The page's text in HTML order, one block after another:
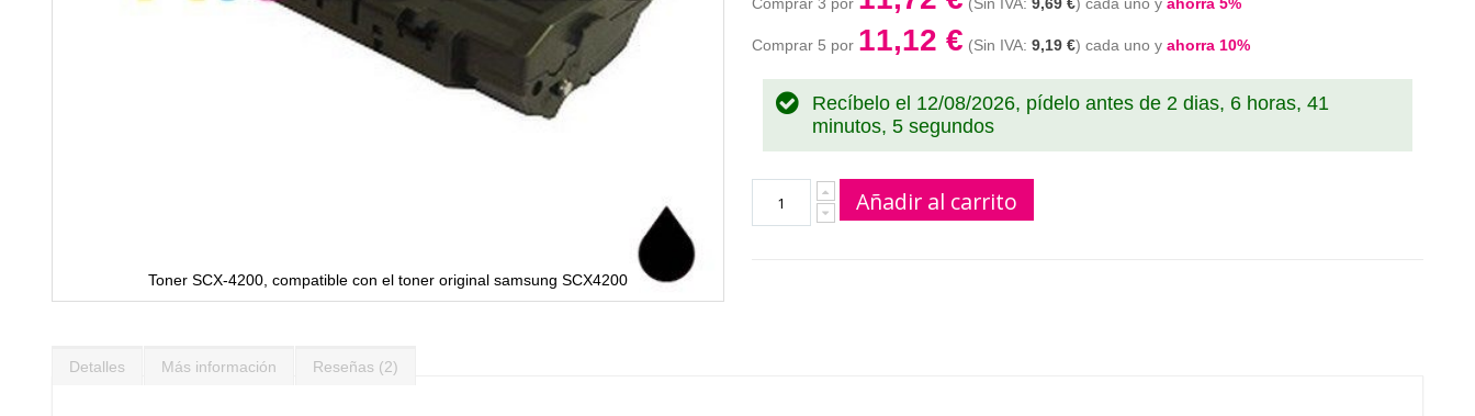
Toner SCX-4200, compatible con el toner original samsung SCX4200
comienzo
Comprar 5 por 11,12 € 9,19 € cada uno y ahorra 10%
Recíbelo el 12/08/2026, pídelo antes de 2 dias, 6 horas, 41
minutos, 4 segundos
Añadir al carrito
Detalles Más información Reseñas 2